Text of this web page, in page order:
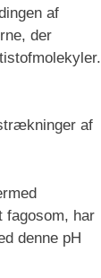
af
der
af
fagosom, har
denne pH